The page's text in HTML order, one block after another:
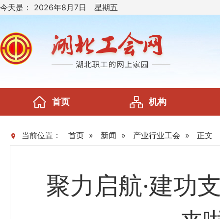
今天是： 2026年8月7日 星期五
首页 机构
当前位置： 首页 » 新闻 » 产业行业工会 » 正文
聚力启航·建功